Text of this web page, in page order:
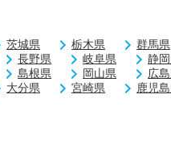
茨城県 栃木県 群馬県
長野県 岐阜県 静
島根県 岡山県 広
大分県 宮崎県 鹿児